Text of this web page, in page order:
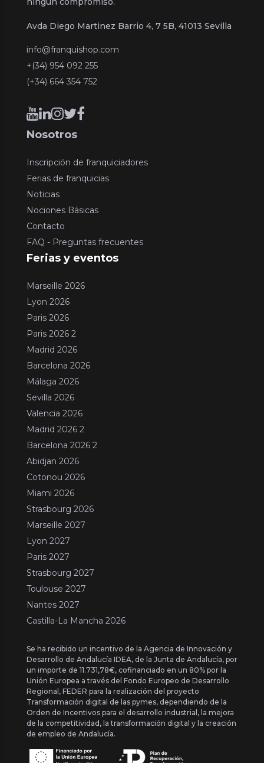
Avda Diego Martinez Barrio 4, 7 5B, 41013 Sevilla
info@franquishop.com
+(34) 954 092 255
(+34) 664 354 752
Nosotros
Inscripción de franquiciadores
Ferias de franquicias
Noticias
Nociones Básicas
Contacto
FAQ - Preguntas frecuentes
Ferias y eventos
Marseille 2026
Lyon 2026
Paris 2026
Paris 2026 2
Madrid 2026
Barcelona 2026
Málaga 2026
Sevilla 2026
Valencia 2026
Madrid 2026 2
Barcelona 2026 2
Abidjan 2026
Cotonou 2026
Miami 2026
Strasbourg 2026
Marseille 2027
Lyon 2027
Paris 2027
Strasbourg 2027
Toulouse 2027
Nantes 2027
Castilla-La Mancha 2026
Se ha recibido un incentivo de la Agencia de Innovación y
Desarrollo de Andalucía IDEA, de la Junta de Andalucía, por
un importe de 11.731,78€, cofinanciado en un 80% por la
Unión Europea a través del Fondo Europeo de Desarrollo
Regional, FEDER para la realización del proyecto
Transformación digital de las pymes, dependiendo de la
Orden de Incentivos para el desarrollo industrial, la mejora
de la competitividad, la transformación digital y la creación
de empleo de Andalucía.